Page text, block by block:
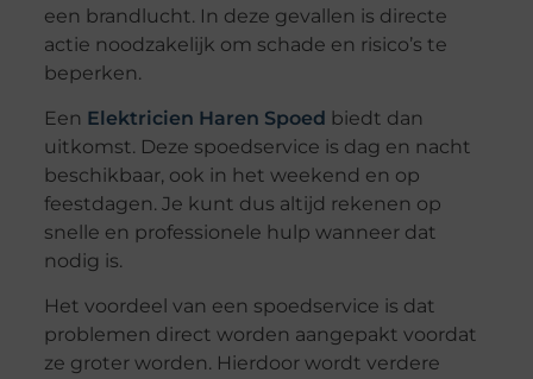
een brandlucht. In deze gevallen is directe
actie noodzakelijk om schade en risico’s te
beperken.
Een Elektricien Haren Spoed biedt dan
uitkomst. Deze spoedservice is dag en nacht
beschikbaar, ook in het weekend en op
feestdagen. Je kunt dus altijd rekenen op
snelle en professionele hulp wanneer dat
nodig is.
Het voordeel van een spoedservice is dat
problemen direct worden aangepakt voordat
ze groter worden. Hierdoor wordt verdere